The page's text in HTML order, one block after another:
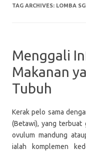
TAG ARCHIVES: LOMBA
Menggali
Makanan
Tubuh
Kerak pelo sama
(Betawi), yang terbuat
ovulum mandung
ialah komplemen